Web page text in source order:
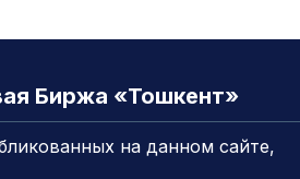
Биржа «Тошкент»
на данном сайте,